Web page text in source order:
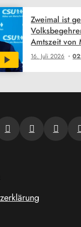
16. Juli 2026
Zweimal ist
Amtszeit von